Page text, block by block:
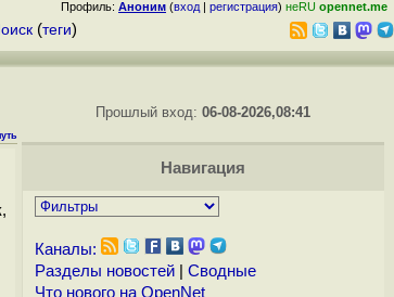
Профиль: Аноним (вход | регистрация) неRU opennet.me
(теги)
Прошлый вход:06-08-2026,08:41
Навигация
Каналы:
Разделы новостей| Сводные
Что нового на OpenNet